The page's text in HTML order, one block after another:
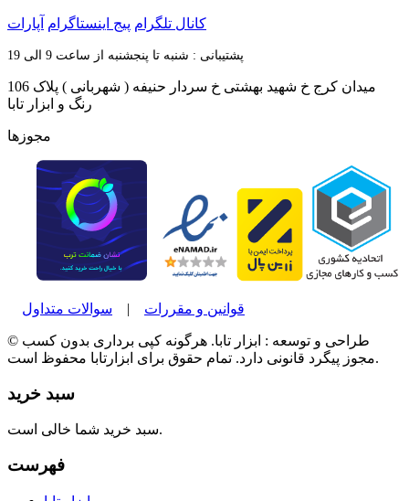
کانال تلگرام پیج اینستاگرام آپارات
پشتیبانی : شنبه تا پنجشنبه از ساعت 9 الی 19
میدان کرج خ شهید بهشتی خ سردار حنیفه ( شهربانی ) پلاک 106
رنگ و ابزار تابا
مجوزها
قوانین و مقررات | سوالات متداول
© طراحی و توسعه : ابزار تابا. هرگونه کپی برداری بدون کسب
مجوز پیگرد قانونی دارد. تمام حقوق برای ابزارتابا محفوظ است.
سبد خرید
سبد خرید شما خالی است.
فهرست